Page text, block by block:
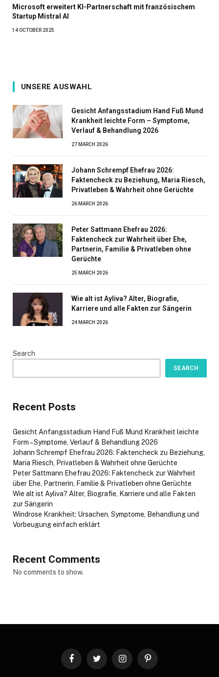
Microsoft erweitert KI-Partnerschaft mit französischem
Startup Mistral AI
14 OCTOBER 2025
UNSERE AUSWAHL
Gesicht Anfangsstadium Hand Fuß Mund
Krankheit leichte Form – Symptome,
Verlauf & Behandlung 2026
27 MARCH 2026
Johann Schrempf Ehefrau 2026:
Faktencheck zu Beziehung, Maria Riesch,
Privatleben & Wahrheit ohne Gerüchte
26 MARCH 2026
Peter Sattmann Ehefrau 2026:
Faktencheck zur Wahrheit über Ehe,
Partnerin, Familie & Privatleben ohne
Gerüchte
25 MARCH 2026
Wie alt ist Ayliva? Alter, Biografie,
Karriere und alle Fakten zur Sängerin
24 MARCH 2026
Search
SEARCH
Recent Posts
Gesicht Anfangsstadium Hand Fuß Mund Krankheit leichte
Form – Symptome, Verlauf & Behandlung 2026
Johann Schrempf Ehefrau 2026: Faktencheck zu Beziehung,
Maria Riesch, Privatleben & Wahrheit ohne Gerüchte
Peter Sattmann Ehefrau 2026: Faktencheck zur Wahrheit
über Ehe, Partnerin, Familie & Privatleben ohne Gerüchte
Wie alt ist Ayliva? Alter, Biografie, Karriere und alle Fakten
zur Sängerin
Windrose Krankheit: Ursachen, Symptome, Behandlung und
Vorbeugung einfach erklärt
Recent Comments
No comments to show.
FacebookTwitter InstagramPinterest